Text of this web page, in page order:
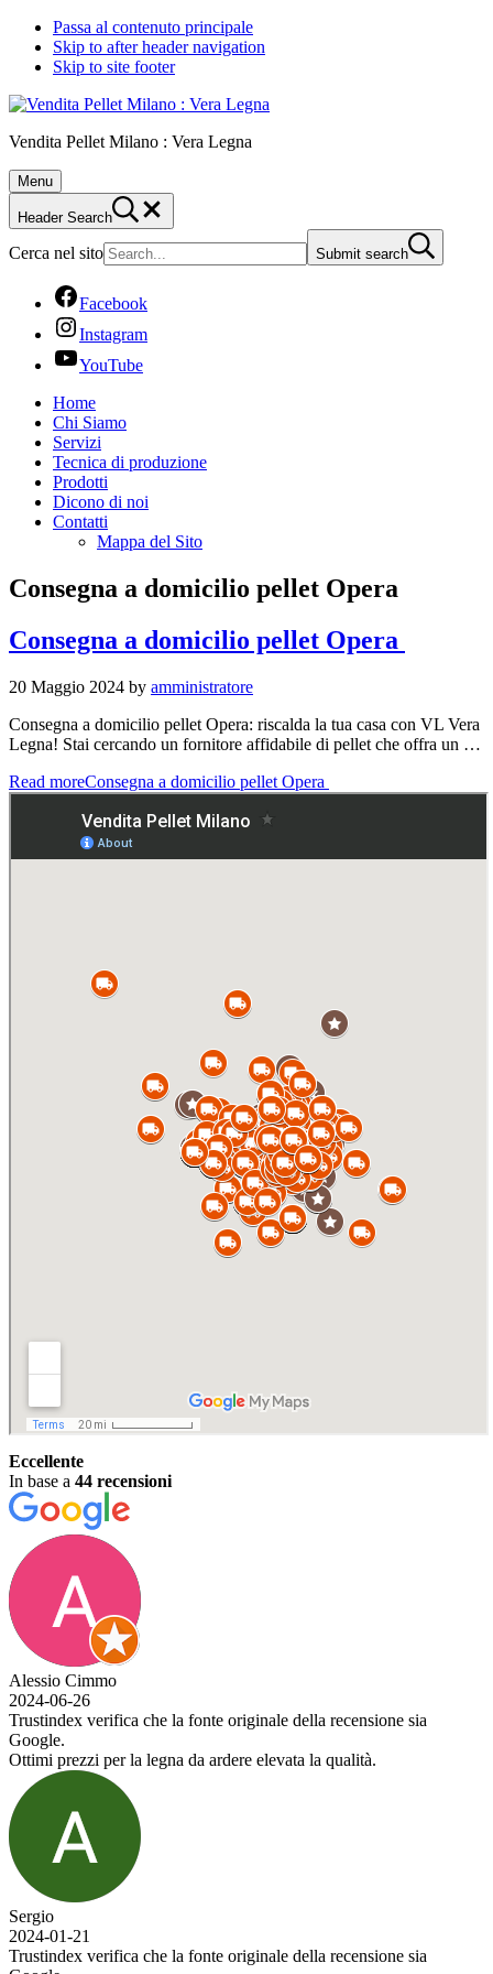
Passa al contenuto principale
Skip to after header navigation
Skip to site footer
Vendita Pellet Milano : Vera Legna
Menu
Header Search
Cerca nel sito Submit search
Facebook
Instagram
YouTube
Home
Chi Siamo
Servizi
Tecnica di produzione
Prodotti
Dicono di noi
Contatti
Mappa del Sito
Consegna a domicilio pellet Opera
Consegna a domicilio pellet Opera
20 Maggio 2024 by amministratore
Consegna a domicilio pellet Opera: riscalda la tua casa con VL Vera
Legna! Stai cercando un fornitore affidabile di pellet che offra un …
Read moreConsegna a domicilio pellet Opera
Eccellente
In base a 44 recensioni
Alessio Cimmo
2024-06-26
Trustindex verifica che la fonte originale della recensione sia
Google.
Ottimi prezzi per la legna da ardere elevata la qualità.
Sergio
2024-01-21
Trustindex verifica che la fonte originale della recensione sia